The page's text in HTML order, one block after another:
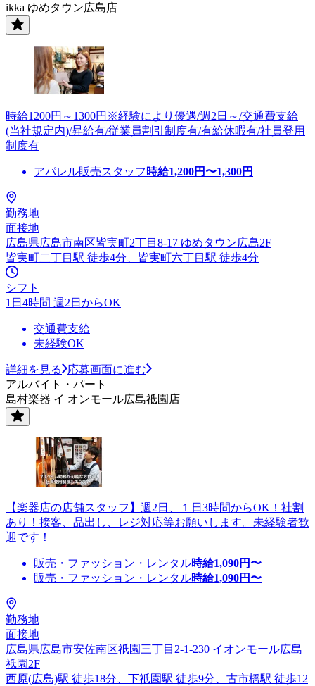
ikka ゆめタウン広島店
時給1200円～1300円※経験により優遇/週2日～/交通費支給
(当社規定内)/昇給有/従業員割引制度有/有給休暇有/社員登用
制度有
アパレル販売スタッフ 時給1,200円〜1,300円
勤務地
面接地
広島県広島市南区皆実町2丁目8-17 ゆめタウン広島2F
皆実町二丁目駅 徒歩4分、皆実町六丁目駅 徒歩4分
シフト
1日4時間 週2日からOK
交通費支給
未経験OK
詳細を見る
応募画面に進む
アルバイト・パート
島村楽器 イ オンモール広島祗園店
【楽器店の店舗スタッフ】週2日、１日3時間からOK！社割
あり！接客、品出し、レジ対応等お願いします。未経験者歓
迎です！
販売・ファッション・レンタル時給1,090円〜
販売・ファッション・レンタル時給1,090円〜
勤務地
面接地
広島県広島市安佐南区祇園三丁目2-1-230 イオンモール広島
祗園2F
西原(広島)駅 徒歩18分、下祇園駅 徒歩9分、古市橋駅 徒歩12